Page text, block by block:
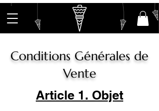
Conditions Générales de
Vente
Article 1. Objet